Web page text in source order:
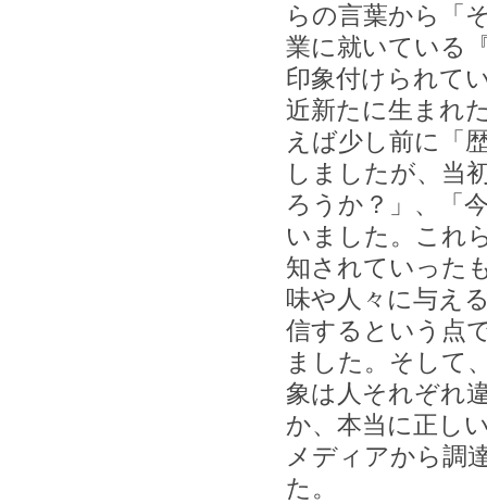
らの言葉から「
業に就いている
印象付けられて
近新たに生まれ
えば少し前に「
しましたが、当
ろうか？」、「
いました。これ
知されていった
味や人々に与え
信するという点
ました。そして
象は人それぞれ
か、本当に正し
メディアから調
た。